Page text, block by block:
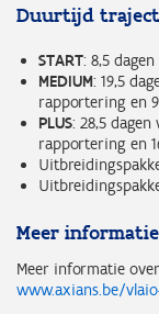
Duurtijd traject
START: 8,5
MEDIUM: 19,5
rapportering en
PLUS: 28,5 dagen
rapportering en
Meer informatie
Meer informatie
www.axians.be/